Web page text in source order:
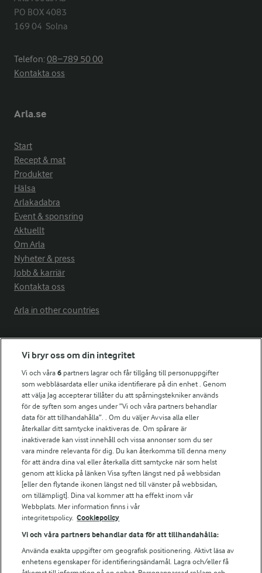
PO BOX 4083
169 04  Solna
Telefon:08−789 50 00
Kontakta oss
Arla.se
Start
Recept & mat
Produkter
Hälsa
Arlakadabra
Event & sponsring
Aktuellt
Om Arla
Nyheter & press
Jobb & karriär
Kontakta oss
Arla in other countries
Fler Arlasajter
För ägare
Arlas kundportal
Arla.com
Falbygdens Ost
Arla webbshop
Bildbank
Följ oss
Vi bryr oss om din integritet
Vi och våra6 partners lagrar och får tillgång till personuppgifter
som webbläsardata eller unika identifierare på din enhet . Genom
att välja Jag accepterar tillåter du att spårningstekniker används
för de syften som anges under ”Vi och våra partners behandlar
data för att tillhandahålla”. . Om du väljer Avvisa alla eller
återkallar ditt samtycke inaktiveras de. Om spårare är
inaktiverade kan visst innehåll och vissa annonser som du ser
vara mindre relevanta för dig. Du kan återkomma till denna meny
för att ändra dina val eller återkalla ditt samtycke när som helst
genom att klicka på länken Visa syften längst ned på webbsidan
[eller den flytande ikonen längst ned till vänster på webbsidan,
om tillämpligt]. Dina val kommer att ha effekt inom vår
Webbplats. Mer information finns i vår
integritetspolicy. Cookiepolicy
Vi och våra partners behandlar data för att tillhandahålla:
Använda exakta uppgifter om geografisk positionering. Aktivt läsa av
enhetens egenskaper för identifieringsändamål. Lagra och/eller få